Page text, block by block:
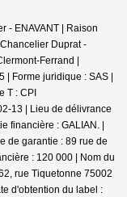
- ENAVANT | Raison
Duprat -
Ferrand |
| Forme juridique : SAS |
T : CPI
13 | Lieu de délivrance
financière : GALIAN. |
de garantie : 89 rue de
: 120 000 | Nom du
rue Tiquetonne 75002
d'obtention du label :